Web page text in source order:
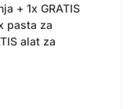
+ 1x GRATIS
pasta za
alat za